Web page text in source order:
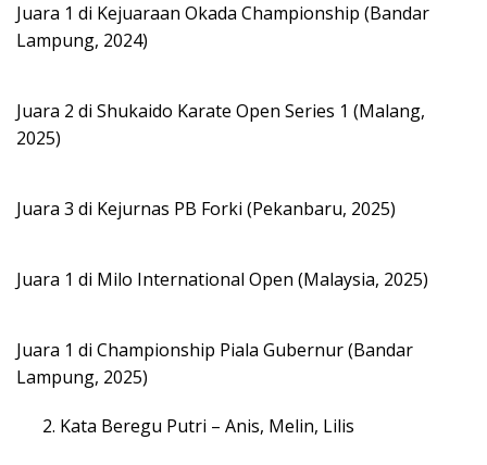
Juara 1 di Kejuaraan Okada Championship (Bandar
Lampung, 2024)
Juara 2 di Shukaido Karate Open Series 1 (Malang,
2025)
Juara 3 di Kejurnas PB Forki (Pekanbaru, 2025)
Juara 1 di Milo International Open (Malaysia, 2025)
Juara 1 di Championship Piala Gubernur (Bandar
Lampung, 2025)
Kata Beregu Putri – Anis, Melin, Lilis